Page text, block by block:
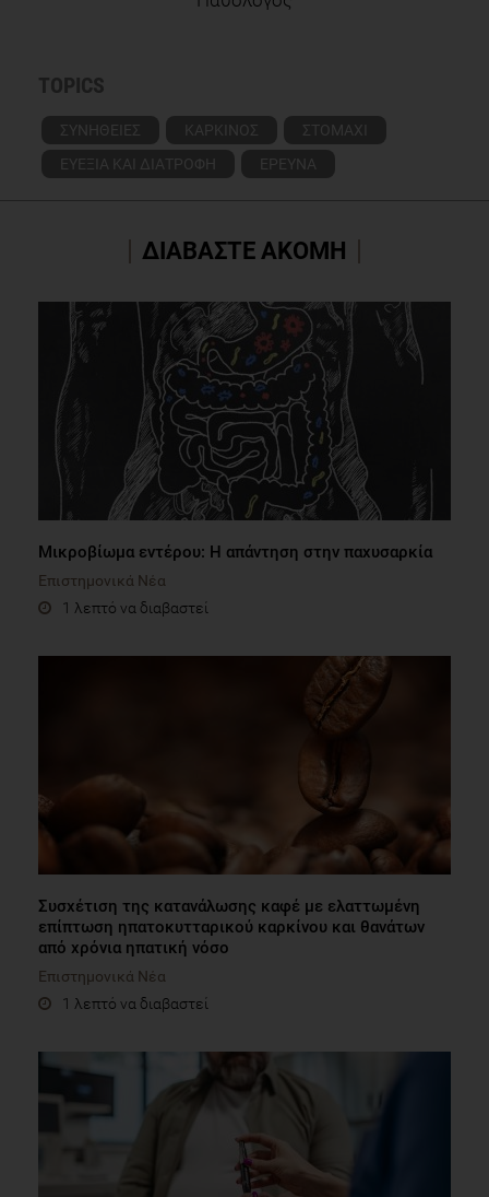
TOPICS
ΣΥΝΗΘΕΙΕΣ ΚΑΡΚΙΝΟΣ
ΣΤΟΜΑΧΙ
ΕΥΕΞΙΑ ΚΑΙ ΔΙΑΤΡΟΦΗ
ΕΡΕΥΝΑ
ΔΙΑΒΑΣΤΕ ΑΚΟΜΗ
Μικροβίωμα εντέρου: Η απάντηση στην παχυσαρκία
Επιστημονικά Νέα
1 λεπτό να διαβαστεί
Συσχέτιση της κατανάλωσης καφέ με ελαττωμένη
επίπτωση ηπατοκυτταρικού καρκίνου και θανάτων
από χρόνια ηπατική νόσο
Επιστημονικά Νέα
1 λεπτό να διαβαστεί